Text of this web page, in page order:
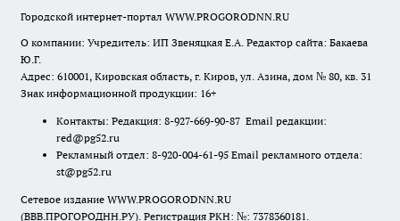
Городской интернет-портал WWW.PROGORODNN.RU
О компании: Учредитель: ИП Звеняцкая Е.А. Редактор сайта: Бакаева
Ю.Г.
Адрес: 610001, Кировская область, г. Киров, ул. Азина, дом № 80, кв. 31
Знак информационной продукции: 16+
Контакты: Редакция: 8-927-669-90-87 Email редакции:
red@pg52.ru
Рекламный отдел: 8-920-004-61-95 Email рекламного отдела:
st@pg52.ru
Сетевое издание WWW.PROGORODNN.RU
(ВВВ.ПРОГОРОДНН.РУ). Регистрация РКН: №: 7378360181.